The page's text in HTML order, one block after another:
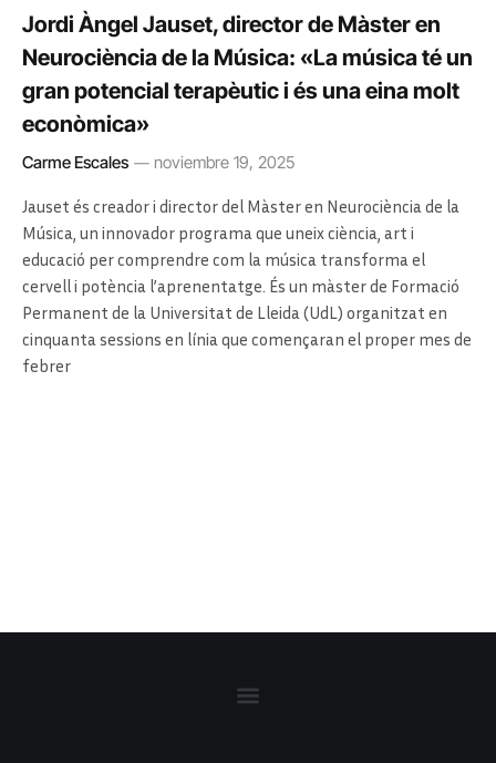
Jordi Àngel Jauset, director de Màster en
Neurociència de la Música: «La música té un
gran potencial terapèutic i és una eina molt
econòmica»
Carme Escales noviembre 19, 2025
Jauset és creador i director del Màster en Neurociència de la
Música, un innovador programa que uneix ciència, art i
educació per comprendre com la música transforma el
cervell i potència l’aprenentatge. És un màster de Formació
Permanent de la Universitat de Lleida (UdL) organitzat en
cinquanta sessions en línia que començaran el proper mes de
febrer